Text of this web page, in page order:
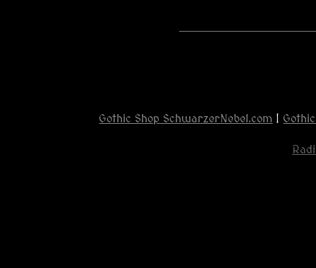
Gothic Shop SchwarzerNebel.com |